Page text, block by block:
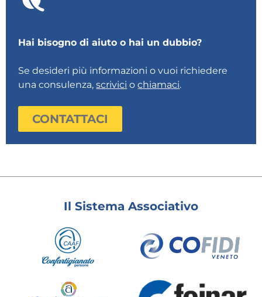
Hai bisogno di aiuto o hai un dubbio?
Se desideri più informazioni o vuoi richiedere
una consulenza,scrivici ochiamaci.
CONTATTACI
Il Sistema Associativo